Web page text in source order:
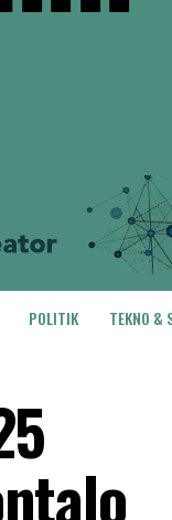
POLITIK TEKNO &